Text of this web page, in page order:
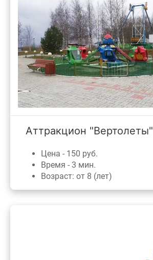
Аттракцион "Вертолеты"
Цена - 150 руб.
Время - 3 мин.
Возраст: от 8 (лет)